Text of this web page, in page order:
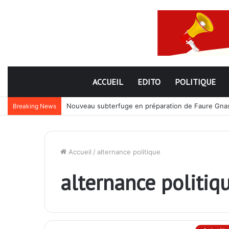
ACCUEIL EDITO POLITIQUE
Breaking News Nouveau subterfuge en préparation de Faure
Accueil / alternance politique
alternance